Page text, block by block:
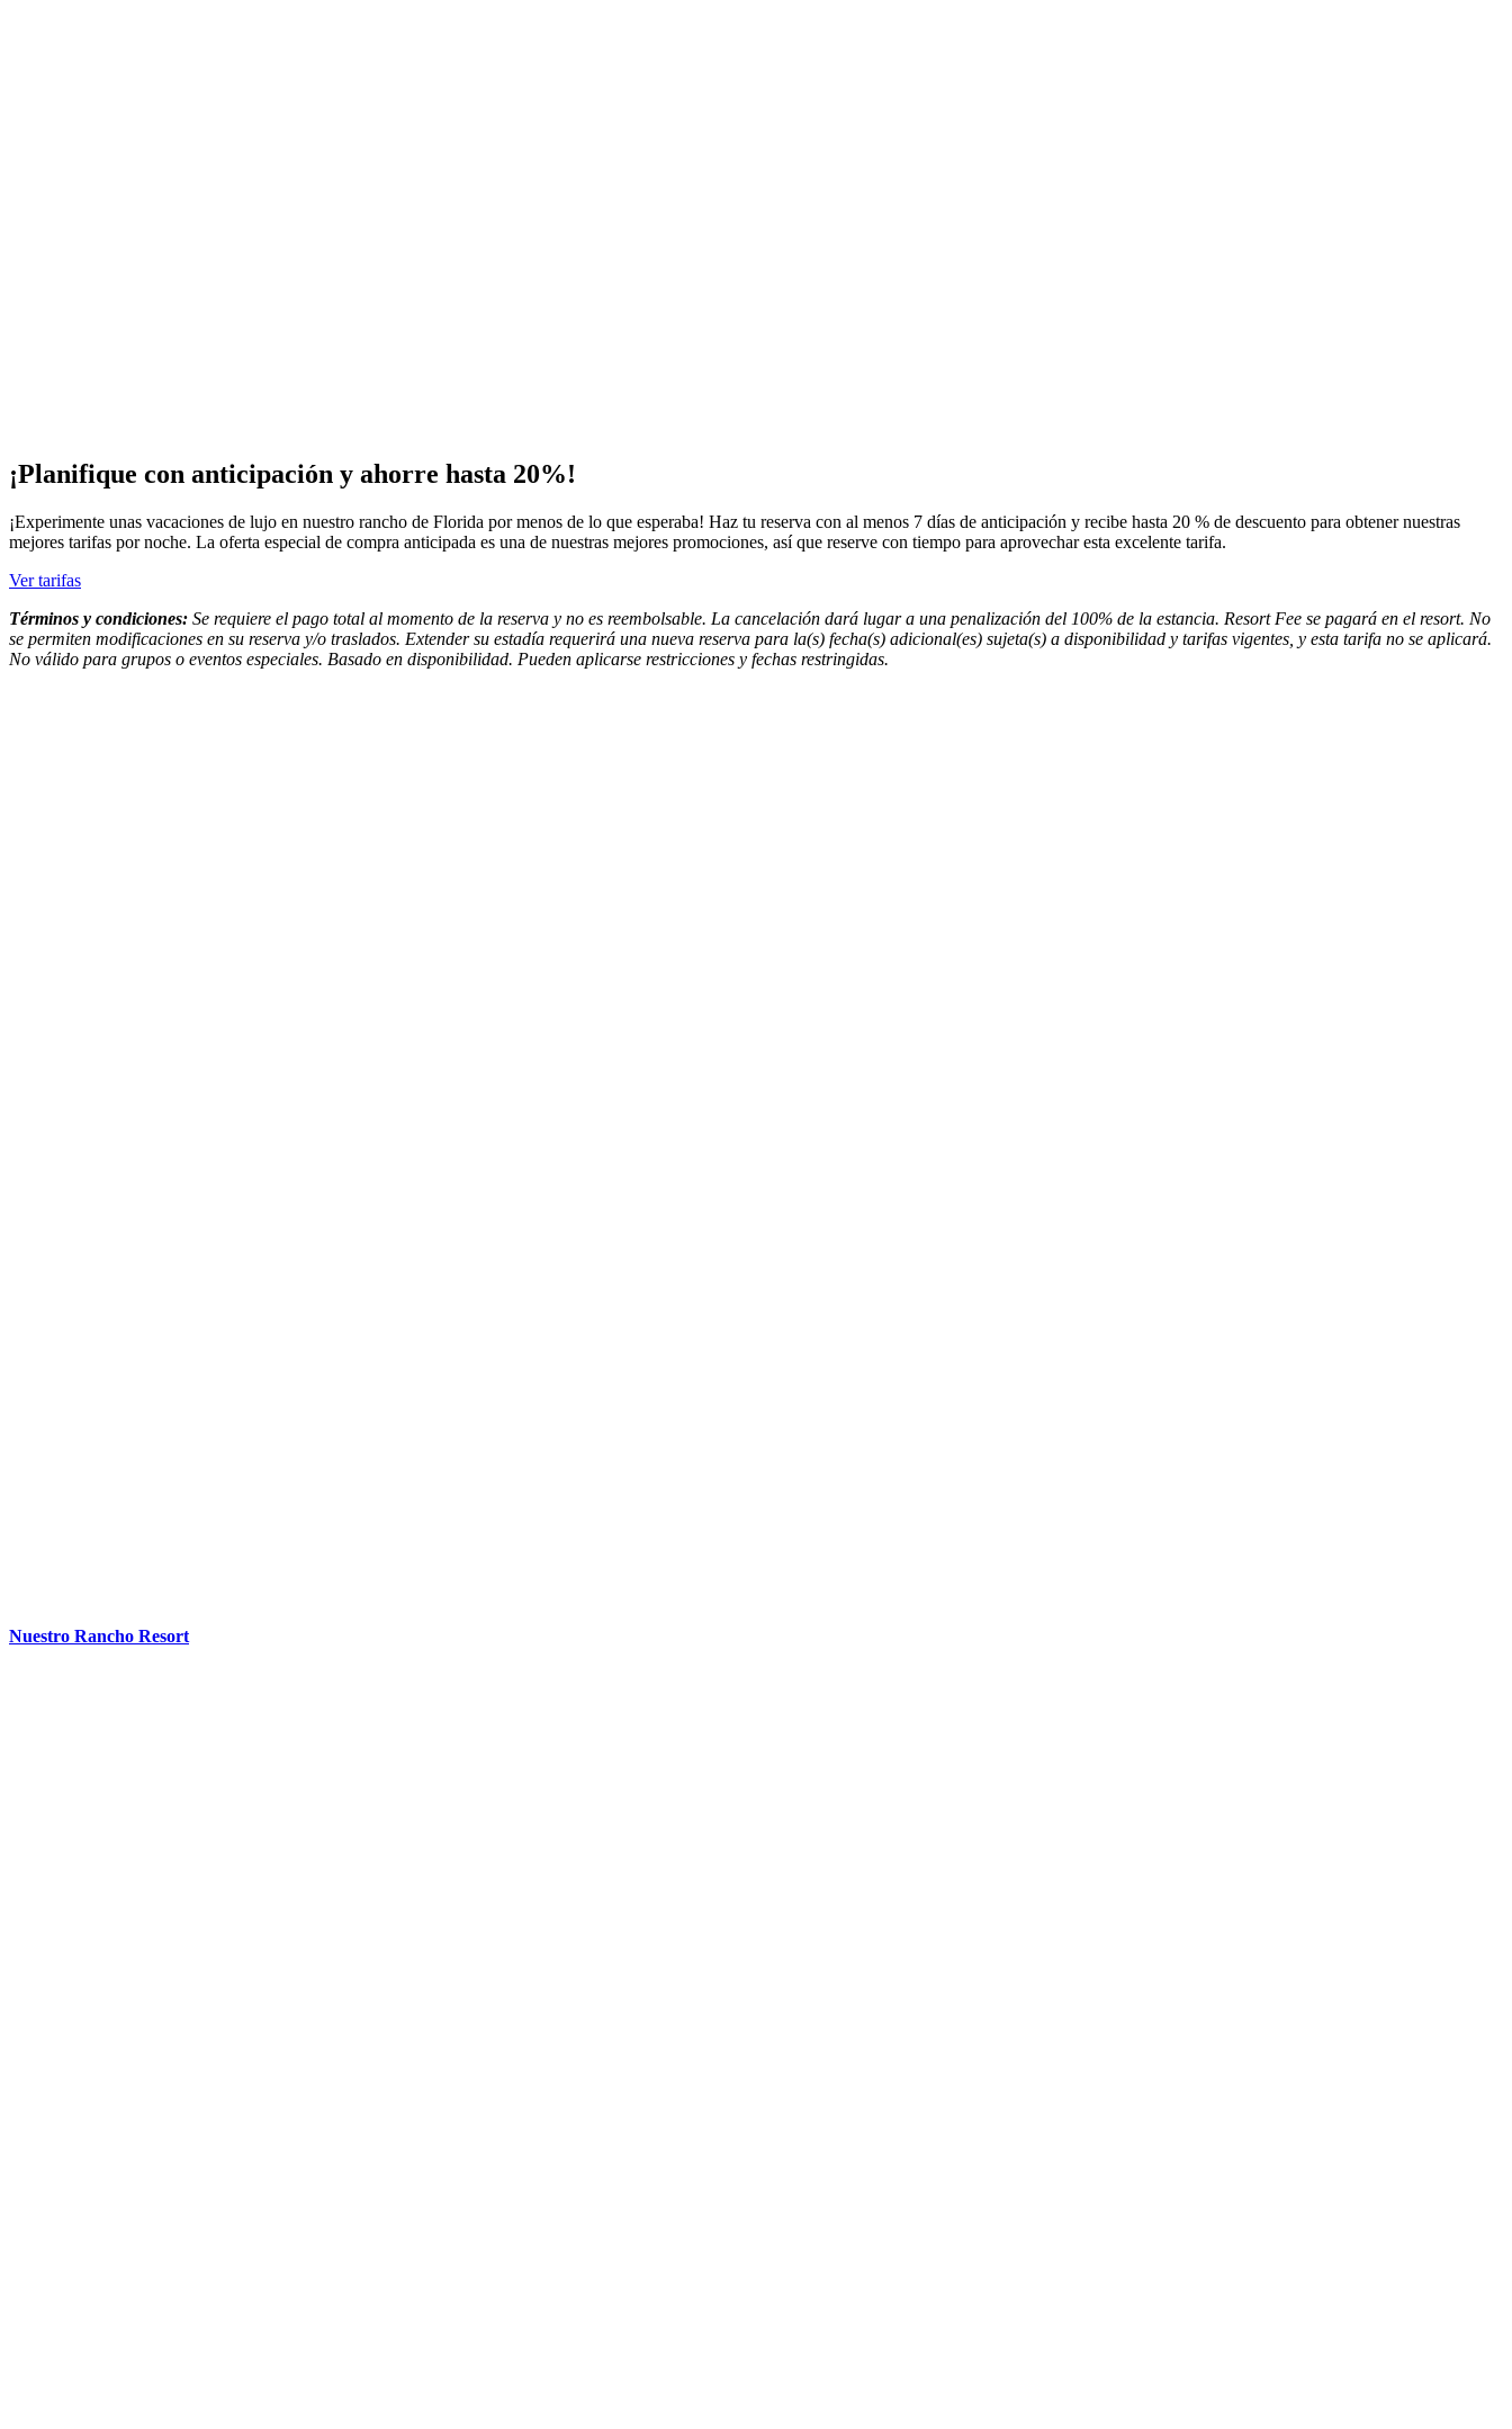
¡Planifique con anticipación y ahorre hasta 20%!
¡Experimente unas vacaciones de lujo en nuestro rancho de Florida por menos de lo que esperaba! Haz tu reserva con al menos 7 días de anticipación y recibe hasta 20 % de descuento para obtener nuestras
mejores tarifas por noche. La oferta especial de compra anticipada es una de nuestras mejores promociones, así que reserve con tiempo para aprovechar esta excelente tarifa.
Ver tarifas
Términos y condiciones: Se requiere el pago total al momento de la reserva y no es reembolsable. La cancelación dará lugar a una penalización del 100% de la estancia. Resort Fee se pagará en el resort. No
se permiten modificaciones en su reserva y/o traslados. Extender su estadía requerirá una nueva reserva para la(s) fecha(s) adicional(es) sujeta(s) a disponibilidad y tarifas vigentes, y esta tarifa no se aplicará.
No válido para grupos o eventos especiales. Basado en disponibilidad. Pueden aplicarse restricciones y fechas restringidas.
Nuestro Rancho Resort